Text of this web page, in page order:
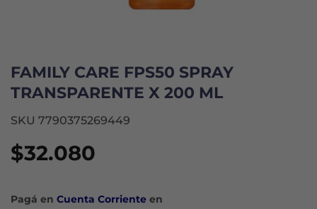
FAMILY CARE FPS50 SPRAY
TRANSPARENTE X 200 ML
SKU 7790375269449
$32.080
Pagá en Cuenta Corriente en